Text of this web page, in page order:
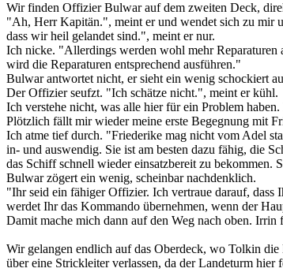
Wir finden Offizier Bulwar auf dem zweiten Deck,
"Ah, Herr Kapitän.", meint er und wendet sich zu mir
dass wir heil gelandet sind.", meint er nur.
Ich nicke. "Allerdings werden wohl mehr Reparaturen
wird die Reparaturen entsprechend ausführen."
Bulwar antwortet nicht, er sieht ein wenig schockiert
Der Offizier seufzt. "Ich schätze nicht.", meint er kühl.
Ich verstehe nicht, was alle hier für ein Problem
Plötzlich fällt mir wieder meine erste Begegnung mit
Ich atme tief durch. "Friederike mag nicht vom Adel
in- und auswendig. Sie ist am besten dazu fähig, die
das Schiff schnell wieder einsatzbereit zu bekommen.
Bulwar zögert ein wenig, scheinbar nachdenklich.
"Ihr seid ein fähiger Offizier. Ich vertraue darauf,
werdet Ihr das Kommando übernehmen, wenn der
Damit mache mich dann auf den Weg nach oben. Irrin
Wir gelangen endlich auf das Oberdeck, wo Tolkin die
über eine Strickleiter verlassen, da der Landeturm